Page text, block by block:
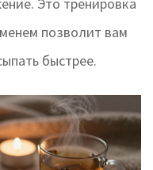
Это тренировка
позволит вам
быстрее.